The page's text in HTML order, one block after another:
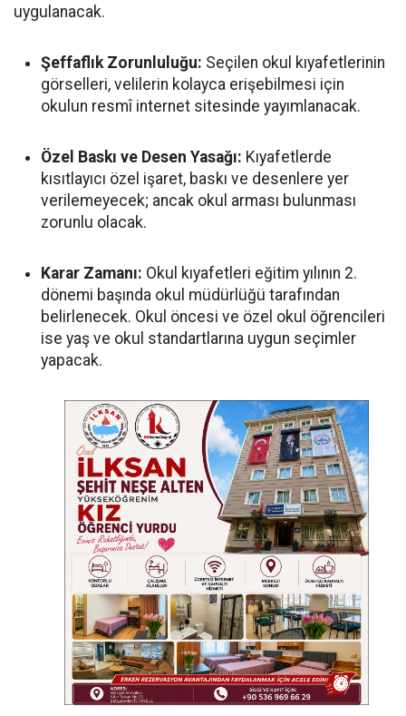
uygulanacak.
Şeffaflık Zorunluluğu: Seçilen okul kıyafetlerinin
görselleri, velilerin kolayca erişebilmesi için
okulun resmî internet sitesinde yayımlanacak.
Özel Baskı ve Desen Yasağı: Kıyafetlerde
kısıtlayıcı özel işaret, baskı ve desenlere yer
verilemeyecek; ancak okul arması bulunması
zorunlu olacak.
Karar Zamanı: Okul kıyafetleri eğitim yılının 2.
dönemi başında okul müdürlüğü tarafından
belirlenecek. Okul öncesi ve özel okul öğrencileri
ise yaş ve okul standartlarına uygun seçimler
yapacak.